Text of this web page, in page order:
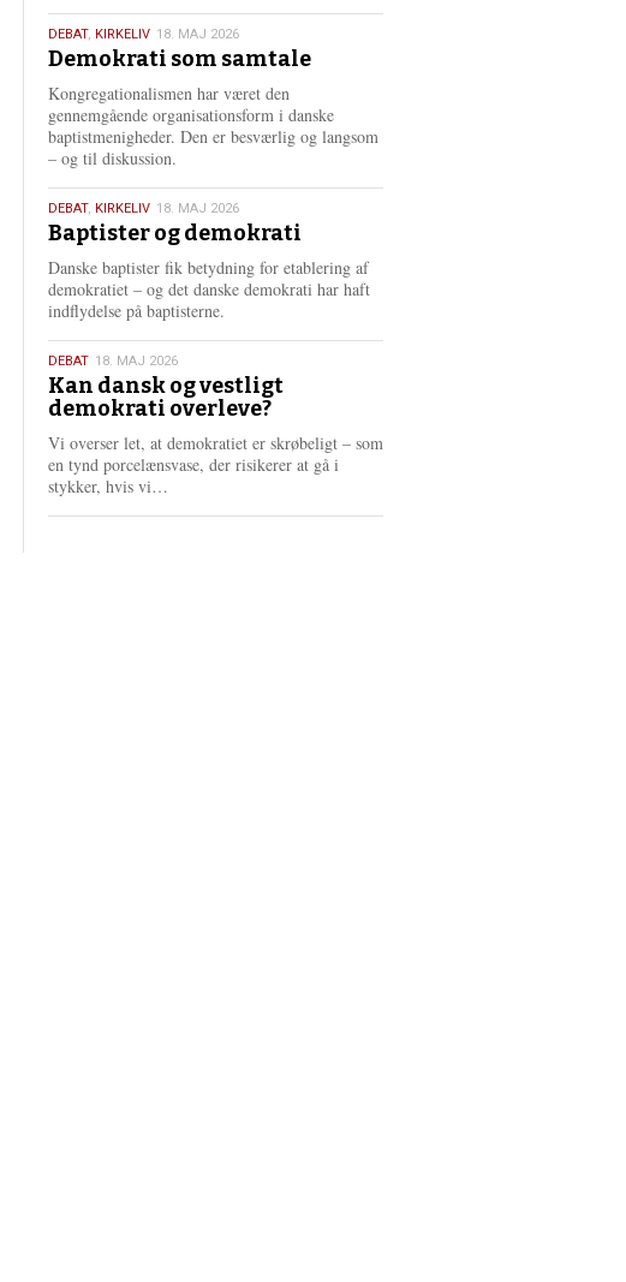
18.
maj
2026
DEBAT, KIRKELIV 18. MAJ 2026
Demokrati som samtale
Kongregationalismen har været den
gennemgående organisationsform i danske
baptistmenigheder. Den er besværlig og langsom
– og til diskussion.
18.
maj
2026
DEBAT, KIRKELIV 18. MAJ 2026
Baptister og demokrati
Danske baptister fik betydning for etablering af
demokratiet – og det danske demokrati har haft
indflydelse på baptisterne.
18.
maj
2026
DEBAT 18. MAJ 2026
Kan dansk og vestligt
demokrati overleve?
Vi overser let, at demokratiet er skrøbeligt – som
en tynd porcelænsvase, der risikerer at gå i
stykker, hvis vi…